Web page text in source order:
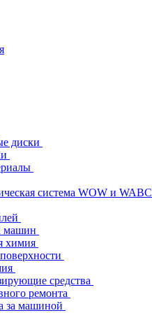
диски
система WOW и
машин
химия
средства
ремонта
за машиной